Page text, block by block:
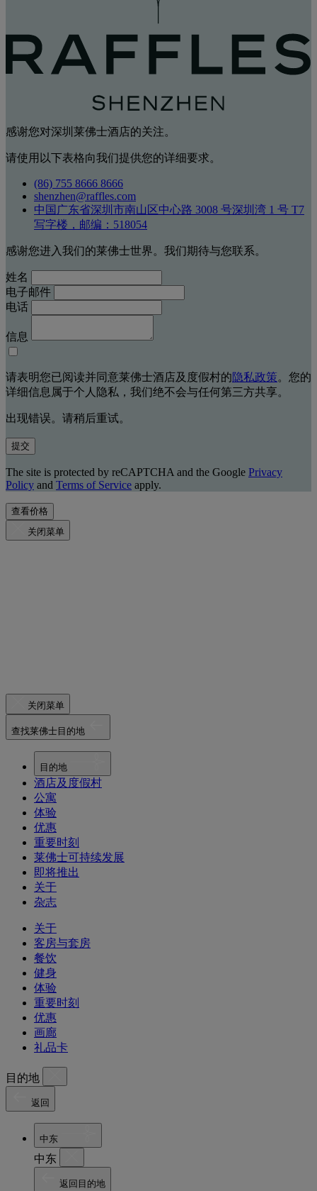
感谢您对深圳莱佛士酒店的关注。
请使用以下表格向我们提供您的详细要求。
(86) 755 8666 8666
shenzhen@raffles.com
中国广东省深圳市南山区中心路 3008 号深圳湾 1 号 T7
写字楼，邮编：518054
感谢您进入我们的莱佛士世界。我们期待与您联系。
姓名
电子邮件
电话
信息
请表明您已阅读并同意莱佛士酒店及度假村的隐私政策。您的
详细信息属于个人隐私，我们绝不会与任何第三方共享。
出现错误。请稍后重试。
提交
The site is protected by reCAPTCHA and the Google Privacy
Policy and Terms of Service apply.
查看价格
关闭菜单
关闭菜单
查找莱佛士目的地
目的地
酒店及度假村
公寓
体验
优惠
重要时刻
莱佛士可持续发展
即将推出
关于
杂志
关于
客房与套房
餐饮
健身
体验
重要时刻
优惠
画廊
礼品卡
目的地
返回
中东
中东
返回目的地